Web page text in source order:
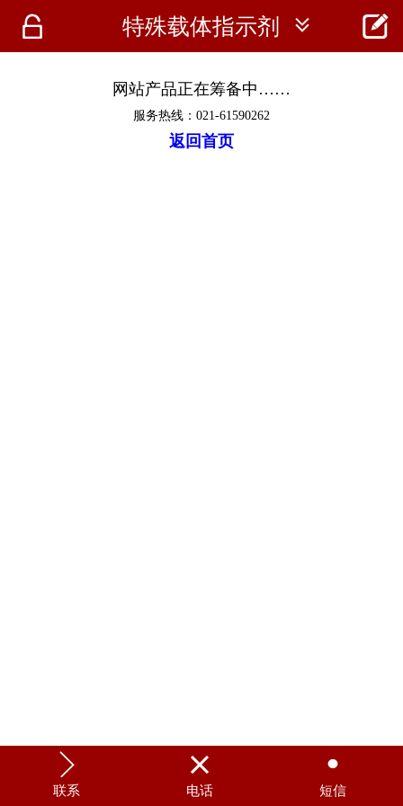
 首页
 特殊载体指示剂  
网站产品正在筹备中……
服务热线：021-61590262
返回首页

联系

电话

短信